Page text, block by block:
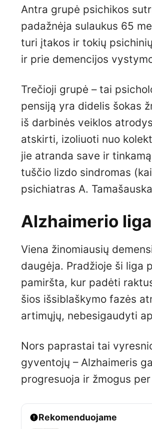
Antra grupė psichikos
padažnėja sulaukus 65
turi įtakos ir tokių
ir prie demencijos
Trečioji grupė – tai
pensiją yra didelis šokas
iš darbinės veiklos
atskirti, izoliuoti nuo
jie atranda save ir
tuščio lizdo sindromas
psichiatras A.
Alzhaimerio
Viena žinomiausių
daugėja. Pradžioje ši liga
pamiršta, kur padėti
šios išsiblaškymo fazės
artimųjų, nebesigaudyti
Nors paprastai tai
gyventojų – Alzhaimeris
progresuoja ir žmogus
Rekomenduojame